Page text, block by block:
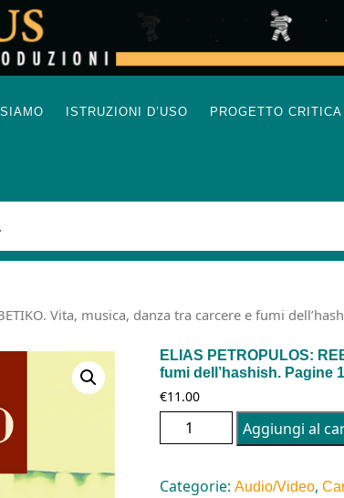
ISTRUZIONI D’USO PROGETTO
Vita, musica, danza tra carcere e fumi
ELIAS PETROPULOS:
fumi dell’hashish. Pagine
€11.00
ELIAS PETROPULOS:
Aggiungi al
Categorie: Audio/Video,